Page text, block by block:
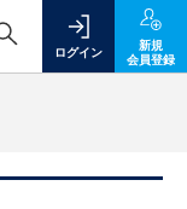
ログイン
新規
会員登録